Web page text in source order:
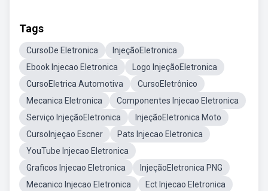
Tags
CursoDe Eletronica
InjeçãoEletronica
Ebook Injecao Eletronica
Logo InjeçãoEletronica
CursoEletrica Automotiva
CursoEletrônico
Mecanica Eletronica
Componentes Injecao Eletronica
Serviço InjeçãoEletronica
InjeçãoEletronica Moto
CursoInjeçao Escner
Pats Injecao Eletronica
YouTube Injecao Eletronica
Graficos Injecao Eletronica
InjeçãoEletronica PNG
Mecanico Injecao Eletronica
Ect Injecao Eletronica